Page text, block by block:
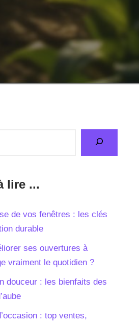
lire ...
de vos fenêtres : les clés
durable
ses ouvertures à
vraiment le quotidien ?
douceur : les bienfaits des
: top ventes,